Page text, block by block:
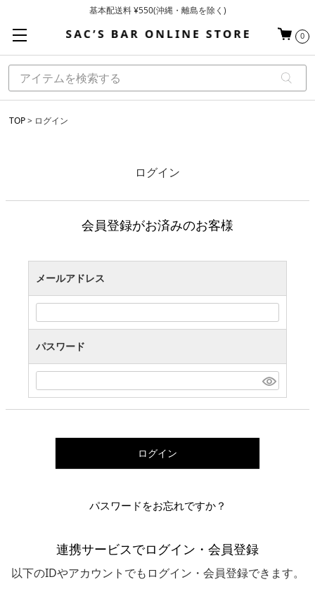
基本配送料 ¥550(沖縄・離島を除く)
お買い上げ合計¥3,980以上で送料無料
0
TOP ログイン
ログイン
会員登録がお済みのお客様
メールアドレス
パスワード
ログイン
パスワードをお忘れですか？
連携サービスでログイン・会員登録
以下のIDやアカウントでもログイン・会員登録できます。